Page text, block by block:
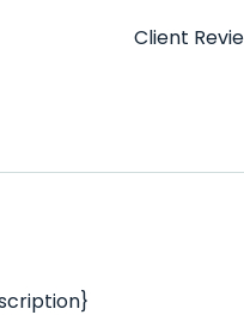
Client